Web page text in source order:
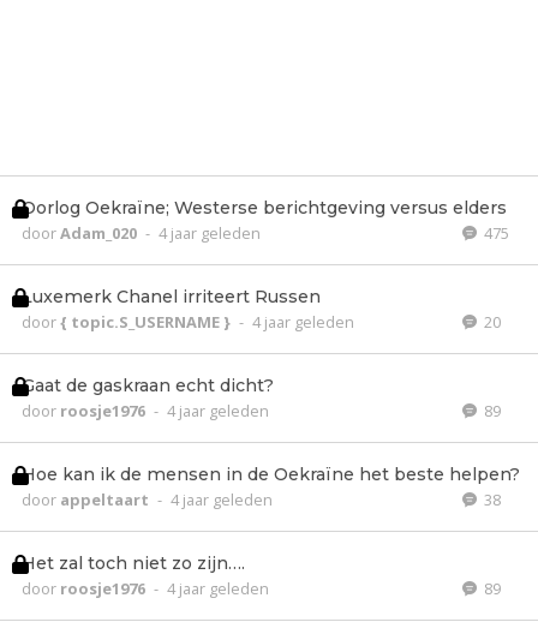
Oorlog Oekraïne; Westerse berichtgeving versus elders
doorAdam_020 - 4 jaar geleden 475
Luxemerk Chanel irriteert Russen
door{ topic.S_USERNAME } - 4 jaar geleden 20
Gaat de gaskraan echt dicht?
door roosje1976 - 4 jaar geleden 89
Hoe kan ik de mensen in de Oekraïne het beste helpen?
door appeltaart - 4 jaar geleden 38
Het zal toch niet zo zijn….
door roosje1976 - 4 jaar geleden 89